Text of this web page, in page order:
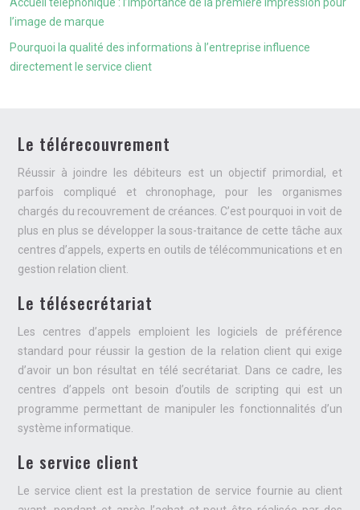
l’image de marque
Pourquoi la qualité des informations à l’entreprise influence
directement le service client
Le télérecouvrement
Réussir à joindre les débiteurs est un objectif primordial, et
parfois compliqué et chronophage, pour les organismes
chargés du recouvrement de créances. C’est pourquoi in voit de
plus en plus se développer la sous-traitance de cette tâche aux
centres d’appels, experts en outils de télécommunications et en
gestion relation client.
Le télésecrétariat
Les centres d’appels emploient les logiciels de préférence
standard pour réussir la gestion de la relation client qui exige
d’avoir un bon résultat en télé secrétariat. Dans ce cadre, les
centres d’appels ont besoin d’outils de scripting qui est un
programme permettant de manipuler les fonctionnalités d’un
système informatique.
Le service client
Le service client est la prestation de service fournie au client